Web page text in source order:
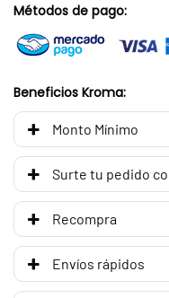
Métodos de pago:
Beneficios Kroma:
Monto Mínimo
Surte tu pedido
Recompra
Envíos rápidos